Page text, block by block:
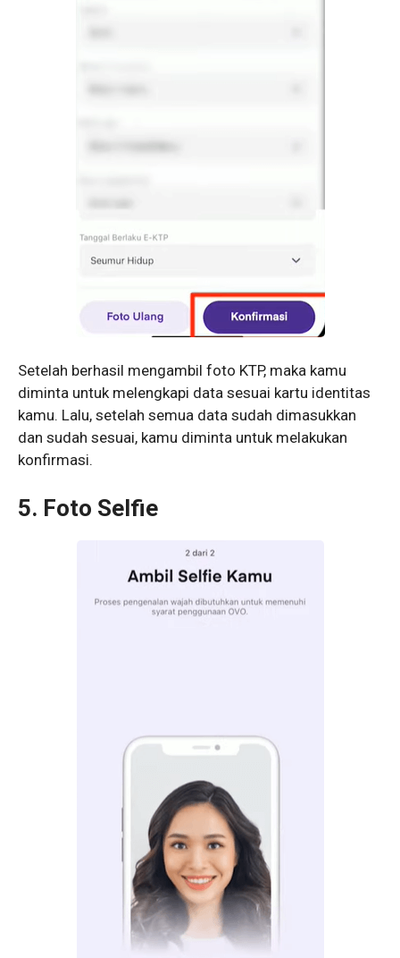
Setelah berhasil mengambil foto KTP, maka kamu
diminta untuk melengkapi data sesuai kartu identitas
kamu. Lalu, setelah semua data sudah dimasukkan
dan sudah sesuai, kamu diminta untuk melakukan
konfirmasi.
5. Foto Selfie